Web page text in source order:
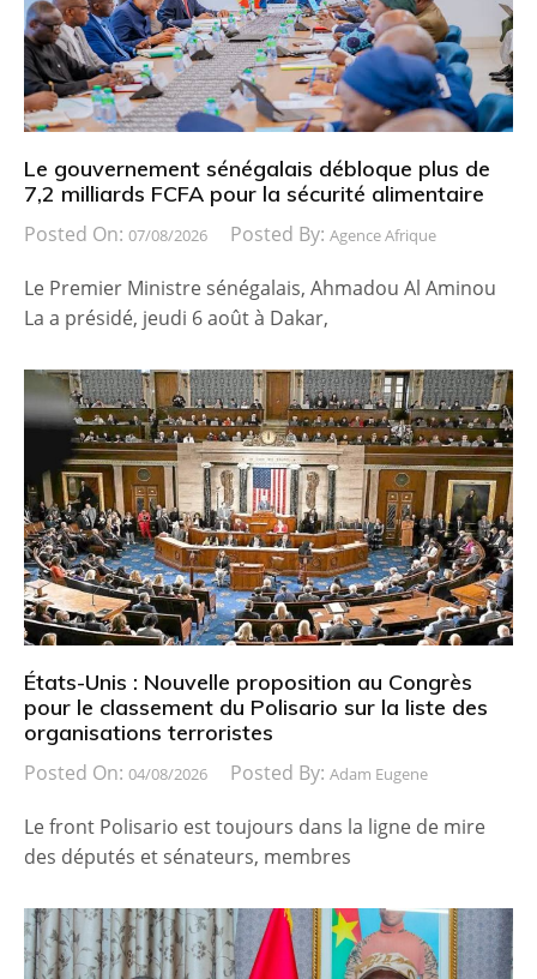
Le gouvernement sénégalais débloque plus de
7,2 milliards FCFA pour la sécurité alimentaire
Posted On: 07/08/2026 Posted By: Agence Afrique
Le Premier Ministre sénégalais, Ahmadou Al Aminou
La a présidé, jeudi 6 août à Dakar,
États-Unis : Nouvelle proposition au Congrès
pour le classement du Polisario sur la liste des
organisations terroristes
Posted On: 04/08/2026 Posted By: Adam Eugene
Le front Polisario est toujours dans la ligne de mire
des députés et sénateurs, membres